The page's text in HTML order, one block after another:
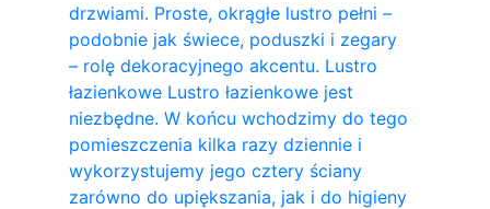
drzwiami. Proste, okrągłe lustro pełni –
podobnie jak świece, poduszki i zegary
– rolę dekoracyjnego akcentu. Lustro
łazienkowe Lustro łazienkowe jest
niezbędne. W końcu wchodzimy do tego
pomieszczenia kilka razy dziennie i
wykorzystujemy jego cztery ściany
zarówno do upiększania, jak i do higieny